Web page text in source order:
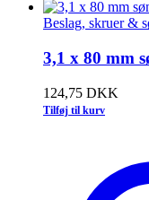
Beslag, skruer &
3,1 x 80 mm
124,75 DKK
Tilføj til kurv